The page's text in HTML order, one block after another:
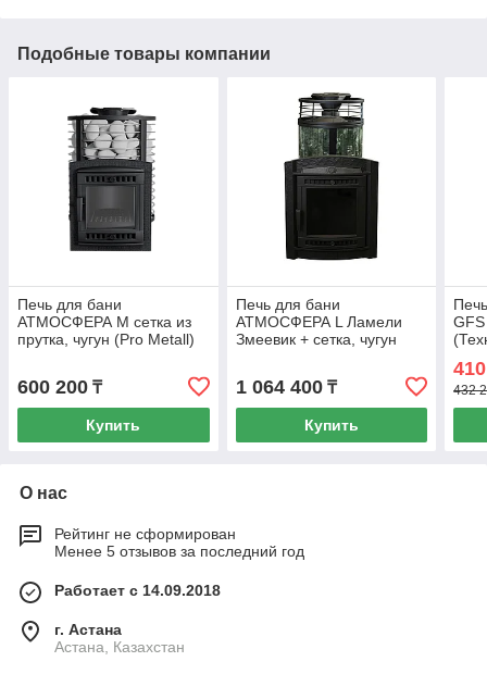
Подобные товары компании
Печь для бани
АТМОСФЕРА М сетка из
прутка, чугун (Pro Metall)
600 200 ₸
Купить
Печь для бани
АТМОСФЕРА L Ламели
Змеевик + сетка, чугун
1 064 400₸
Купить
432
О нас
Рейтинг не сформирован
Менее 5 отзывов за последний год
Работает с 14.09.2018
г. Астана
Астана, Казахстан